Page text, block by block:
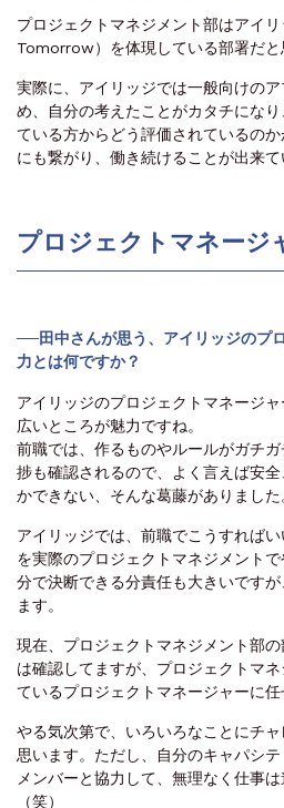
プロジェクトマネジメント部はアイ
Tomorrow）を体現している部署だと
実際に、アイリッジでは一般向けの
め、自分の考えたことがカタチにな
ている方からどう評価されているの
にも繋がり、働き続けることが出来て
プロジェクトマネージ
──田中さんが思う、アイリッジのプ
力とは何ですか？
アイリッジのプロジェクトマネージ
広いところが魅力ですね。
前職では、作るものやルールがガチ
捗も確認されるので、よく言えば安
かできない、そんな葛藤がありました
アイリッジでは、前職でこうすれば
を実際のプロジェクトマネジメント
分で決断できる分責任も大きいです
ます。
現在、プロジェクトマネジメント部
は確認してますが、プロジェクトマ
ているプロジェクトマネージャーに任
やる気次第で、いろいろなことにチ
思います。ただし、自分のキャパシ
メンバーと協力して、無理なく仕事
（笑）